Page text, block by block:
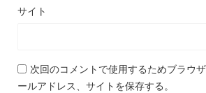
サイト
次回のコメントで使用するためブラウ
ールアドレス、サイトを保存する。